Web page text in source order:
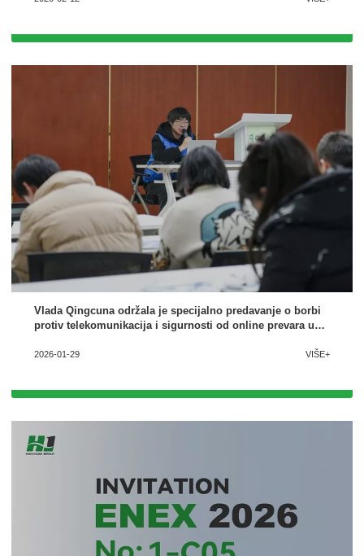
Vlada Qingcuna održala je specijalno predavanje o borbi
protiv telekomunikacija i sigurnosti od online prevara u
2026-01-29 VIŠE+
Pošalji poruku